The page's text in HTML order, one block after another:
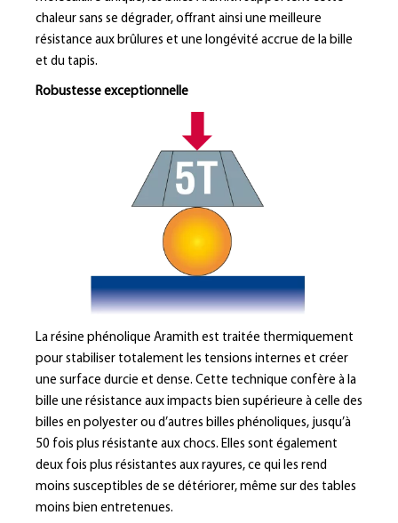
chaleur sans se dégrader, offrant ainsi une meilleure
résistance aux brûlures et une longévité accrue de la bille
et du tapis.
Robustesse exceptionnelle
La résine phénolique Aramith est traitée thermiquement
pour stabiliser totalement les tensions internes et créer
une surface durcie et dense. Cette technique confère à la
bille une résistance aux impacts bien supérieure à celle des
billes en polyester ou d’autres billes phénoliques, jusqu’à
50 fois plus résistante aux chocs. Elles sont également
deux fois plus résistantes aux rayures, ce qui les rend
moins susceptibles de se détériorer, même sur des tables
moins bien entretenues.